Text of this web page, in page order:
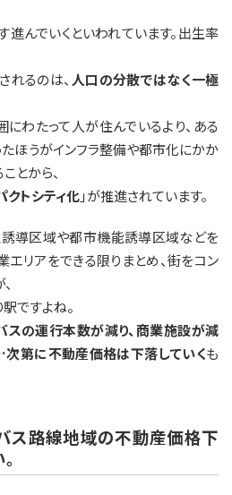
進んでいくといわれています。出生率
れるのは、 人口の分散ではなく一極
わたって人が住んでいるより、ある
ほうがインフラ整備や都市化にかか
とから、
クトシティ化」が推進されています。
誘導区域や都市機能誘導区域などを
リアをできる限りまとめ、街をコン
ですよね。
スの運行本数が減り、商業施設が減
第に不動産価格は下落していくも
ス路線地域の不動産価格下